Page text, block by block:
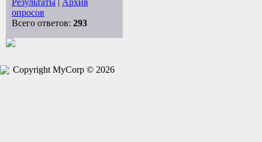
опросов
Всего ответов: 293
Copyright MyCorp © 2026